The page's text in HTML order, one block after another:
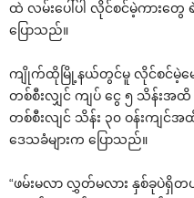
ထဲ လမ်းပေါ်ပါ လိုင်စင်မဲ့ကားတွ
ပြောသည်။
ကျိုက်ထိုမြို့နယ်တွင်မူ လိုင်စင်မဲ့
တစ်စီးလျှင် ကျပ် ငွေ ၅ သိန်းအထိ
တစ်စီးလျင် သိန်း ၃၀ ဝန်းကျင်အထိ
ဒေသခံများက ပြောသည်။
“ဖမ်းမလာ လွှတ်မလား နှစ်ခုပဲရှိတ